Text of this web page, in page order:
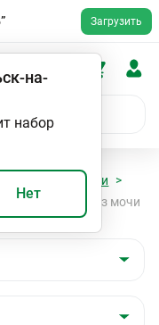
Загрузить
на-
набор
Нет
мочи
Общий анализ мочи